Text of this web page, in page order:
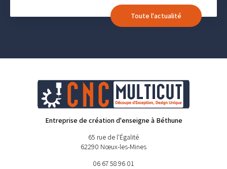
Toute l'actualité
Entreprise de création d'enseigne à Béthune
65 rue de l'Égalité
62290 Nœux-les-Mines
06 67 58 96 01